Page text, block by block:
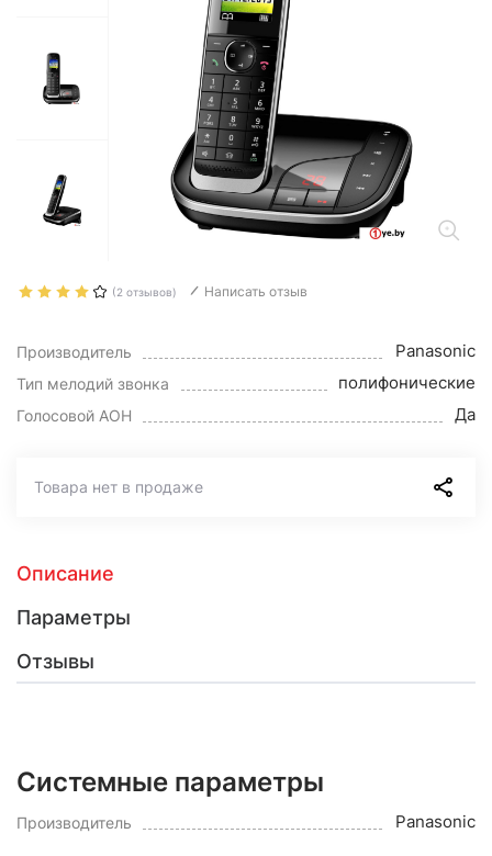
(2 отзывов) Написать отзыв
Производитель Panasonic
Тип мелодий звонка полифонические
Голосовой АОН Да
Товара нет в продаже
Описание
Параметры
Отзывы
Системные параметры
Производитель Panasonic